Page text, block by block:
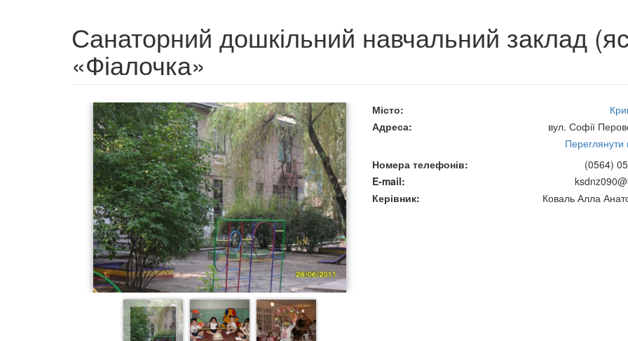
Санаторний дошкільний навчальний заклад
«Фіалочка»
Місто
Адреса
вул. Софії
Переглянути
Номера телефонів
(0564)
E-mail
Керівник
Коваль Алла